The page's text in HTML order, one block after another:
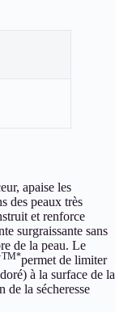
apaise les
des peaux très
et renforce
surgraissante sans
de la peau. Le
TM*permet de limiter
à la surface de la
de la sécheresse